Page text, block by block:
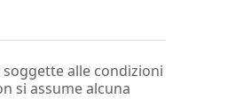
alle condizioni
si assume alcuna